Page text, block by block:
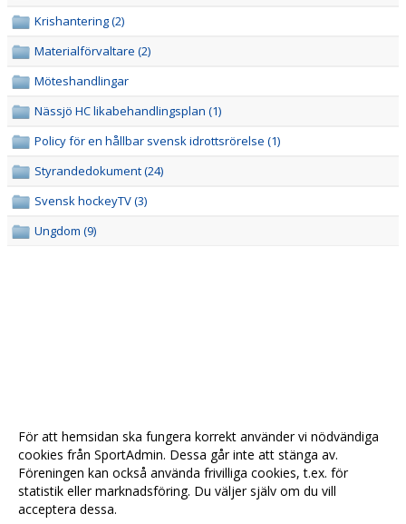
Krishantering (2)
Materialförvaltare (2)
Möteshandlingar
Nässjö HC likabehandlingsplan (1)
Policy för en hållbar svensk idrottsrörelse (1)
Styrandedokument (24)
Svensk hockeyTV (3)
Ungdom (9)
För att hemsidan ska fungera korrekt använder vi nödvändiga
cookies från SportAdmin. Dessa går inte att stänga av.
Föreningen kan också använda frivilliga cookies, t.ex. för
statistik eller marknadsföring. Du väljer själv om du vill
acceptera dessa.